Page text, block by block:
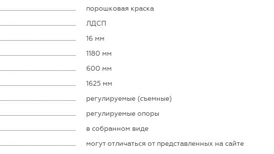
порошковая краска
ЛДСП
16 мм
1180 мм
600 мм
1625 мм
регулируемые (съемные)
регулируемые опоры
в собранном виде
могут отличаться от представленных на сайте